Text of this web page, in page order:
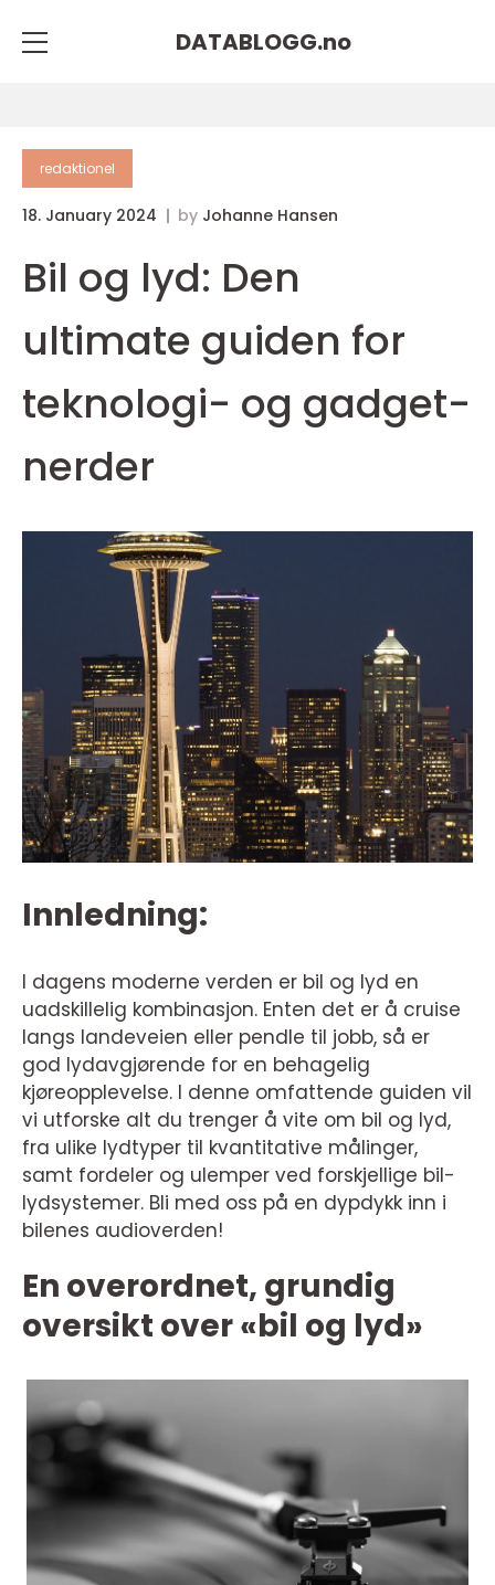
DATABLOGG.no
redaktionel
18. January 2024 by Johanne Hansen
Bil og lyd: Den
ultimate guiden for
teknologi- og gadget-
nerder
Innledning:
I dagens moderne verden er bil og lyd en
uadskillelig kombinasjon. Enten det er å cruise
langs landeveien eller pendle til jobb, så er
god lydavgjørende for en behagelig
kjøreopplevelse. I denne omfattende guiden vil
vi utforske alt du trenger å vite om bil og lyd,
fra ulike lydtyper til kvantitative målinger,
samt fordeler og ulemper ved forskjellige bil-
lydsystemer. Bli med oss på en dypdykk inn i
bilenes audioverden!
En overordnet, grundig
oversikt over «bil og lyd»